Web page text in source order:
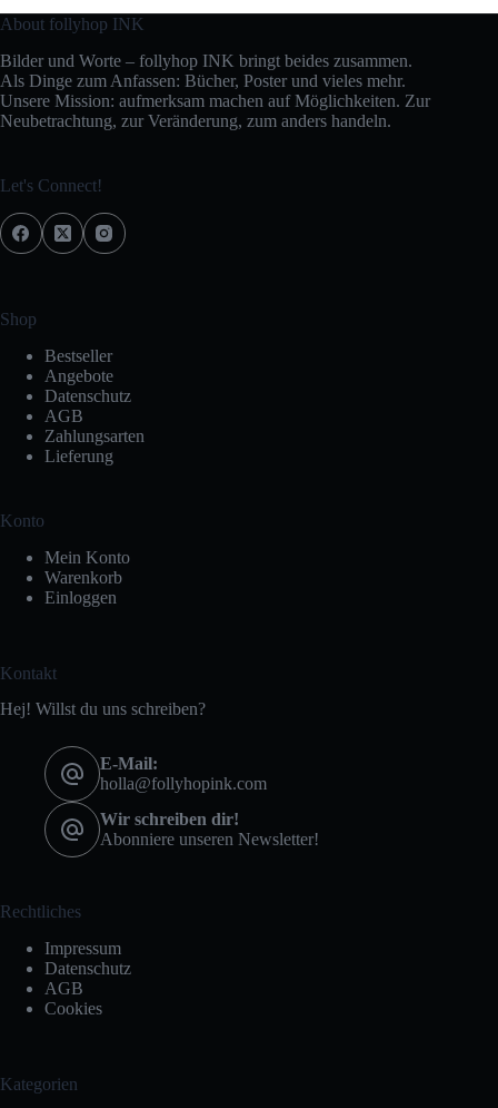
About follyhop INK
Bilder und Worte – follyhop INK bringt beides zusammen.
Als Dinge zum Anfassen: Bücher, Poster und vieles mehr.
Unsere Mission: aufmerksam machen auf Möglichkeiten. Zur
Neubetrachtung, zur Veränderung, zum anders handeln.
Let's Connect!
Shop
Bestseller
Angebote
Datenschutz
AGB
Zahlungsarten
Lieferung
Konto
Mein Konto
Warenkorb
Einloggen
Kontakt
Hej! Willst du uns schreiben?
E-Mail:
holla@follyhopink.com
Wir schreiben dir!
Abonniere unseren Newsletter!
Rechtliches
Impressum
Datenschutz
AGB
Cookies
Kategorien